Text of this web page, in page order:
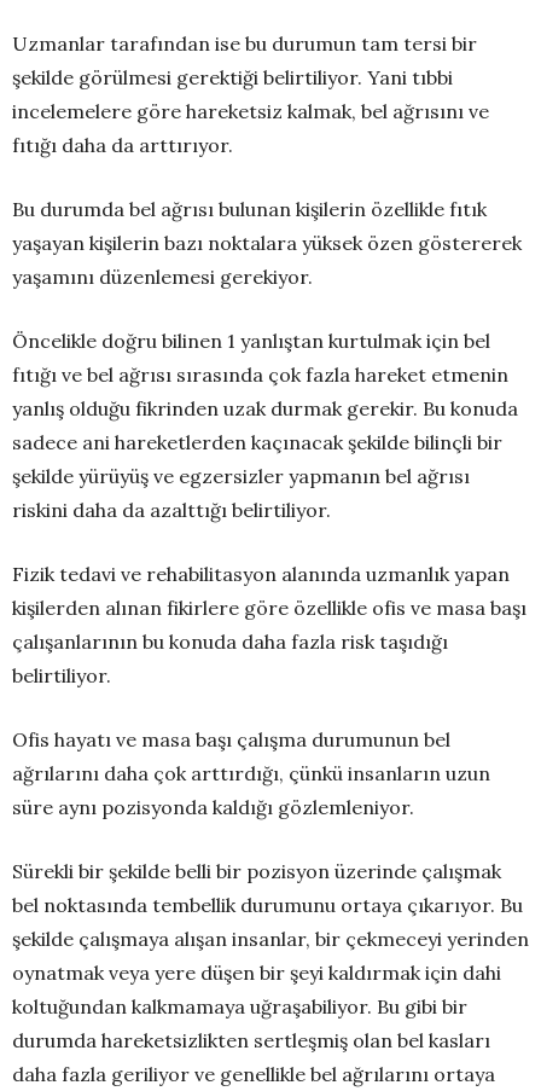
Uzmanlar tarafından ise bu durumun tam tersi bir
şekilde görülmesi gerektiği belirtiliyor. Yani tıbbi
incelemelere göre hareketsiz kalmak, bel ağrısını ve
fıtığı daha da arttırıyor.
Bu durumda bel ağrısı bulunan kişilerin özellikle fıtık
yaşayan kişilerin bazı noktalara yüksek özen göstererek
yaşamını düzenlemesi gerekiyor.
Öncelikle doğru bilinen 1 yanlıştan kurtulmak için bel
fıtığı ve bel ağrısı sırasında çok fazla hareket etmenin
yanlış olduğu fikrinden uzak durmak gerekir. Bu konuda
sadece ani hareketlerden kaçınacak şekilde bilinçli bir
şekilde yürüyüş ve egzersizler yapmanın bel ağrısı
riskini daha da azalttığı belirtiliyor.
Fizik tedavi ve rehabilitasyon alanında uzmanlık yapan
kişilerden alınan fikirlere göre özellikle ofis ve masa başı
çalışanlarının bu konuda daha fazla risk taşıdığı
belirtiliyor.
Ofis hayatı ve masa başı çalışma durumunun bel
ağrılarını daha çok arttırdığı, çünkü insanların uzun
süre aynı pozisyonda kaldığı gözlemleniyor.
Sürekli bir şekilde belli bir pozisyon üzerinde çalışmak
bel noktasında tembellik durumunu ortaya çıkarıyor. Bu
şekilde çalışmaya alışan insanlar, bir çekmeceyi yerinden
oynatmak veya yere düşen bir şeyi kaldırmak için dahi
koltuğundan kalkmamaya uğraşabiliyor. Bu gibi bir
durumda hareketsizlikten sertleşmiş olan bel kasları
daha fazla geriliyor ve genellikle bel ağrılarını ortaya